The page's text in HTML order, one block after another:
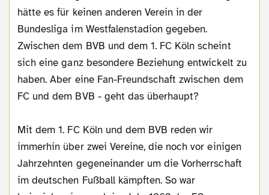
hätte es für keinen anderen Verein in der
Bundesliga im Westfalenstadion gegeben.
Zwischen dem BVB und dem 1. FC Köln scheint
sich eine ganz besondere Beziehung entwickelt zu
haben. Aber eine Fan-Freundschaft zwischen dem
FC und dem BVB - geht das überhaupt?
Mit dem 1. FC Köln und dem BVB reden wir
immerhin über zwei Vereine, die noch vor einigen
Jahrzehnten gegeneinander um die Vorherrschaft
im deutschen Fußball kämpften. So war